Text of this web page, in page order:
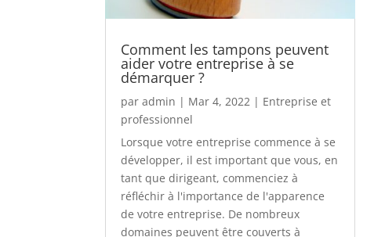
Comment les tampons peuvent
aider votre entreprise à se
démarquer ?
paradmin | Mar 4, 2022 | Entreprise et
professionnel
Lorsque votre entreprise commence à se
développer, il est important que vous, en
tant que dirigeant, commenciez à
réfléchir à l'importance de l'apparence
de votre entreprise. De nombreux
domaines peuvent être couverts à